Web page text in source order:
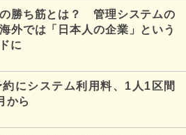
勝ち筋とは？ 管理システムの
外では「日本人の企業」という
に
約にシステム利用料、1人1区間
から